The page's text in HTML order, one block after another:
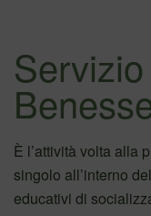
È l’attività volta alla
singolo all’interno
educativi di